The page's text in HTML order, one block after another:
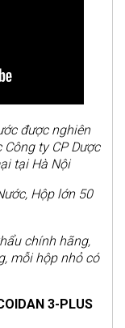
được nghiên
ty CP Dược
tại Hà Nội
chính hãng,
mỗi hộp nhỏ có
3-PLUS